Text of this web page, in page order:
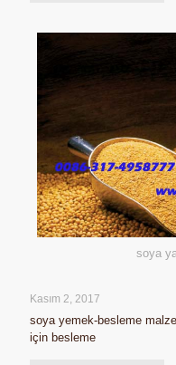
soya
Kasım 2, 2017
soya yemek-besleme
için besleme